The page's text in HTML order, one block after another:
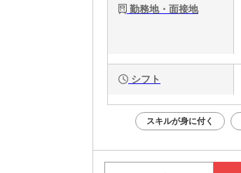
勤務地・面接地
シフト
スキルが身に付く